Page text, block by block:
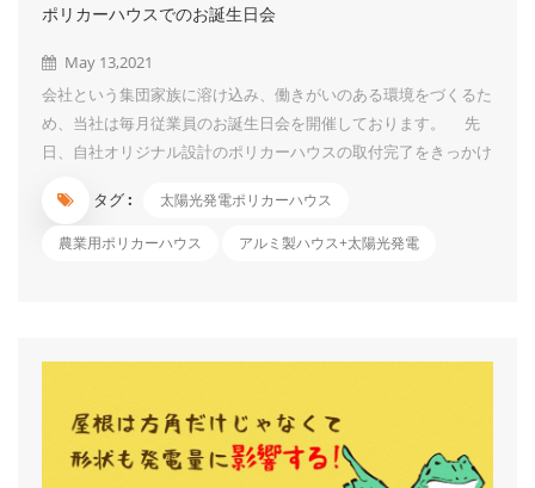
ポリカーハウスでのお誕生日会
May 13,2021
会社という集団家族に溶け込み、働きがいのある環境をづくるた
め、当社は毎月従業員のお誕生日会を開催しております。 先
日、自社オリジナル設計のポリカーハウスの取付完了をきっかけ
お誕生日会を開きました。 会社全員を集めて、当月誕生日の
方にお祝いをします。「みんなが集まっていることは奇跡であ
パッションフルーツで～す。今回はパネルイメージ付きのケーキ
も登場しましたよ！ケーキは美味しかったですが、その青色が歯
につくのはちょっ...
タグ : 太陽光発電ポリカーハウス
農業用ポリカーハウス アルミ製ハウス+太陽光発電